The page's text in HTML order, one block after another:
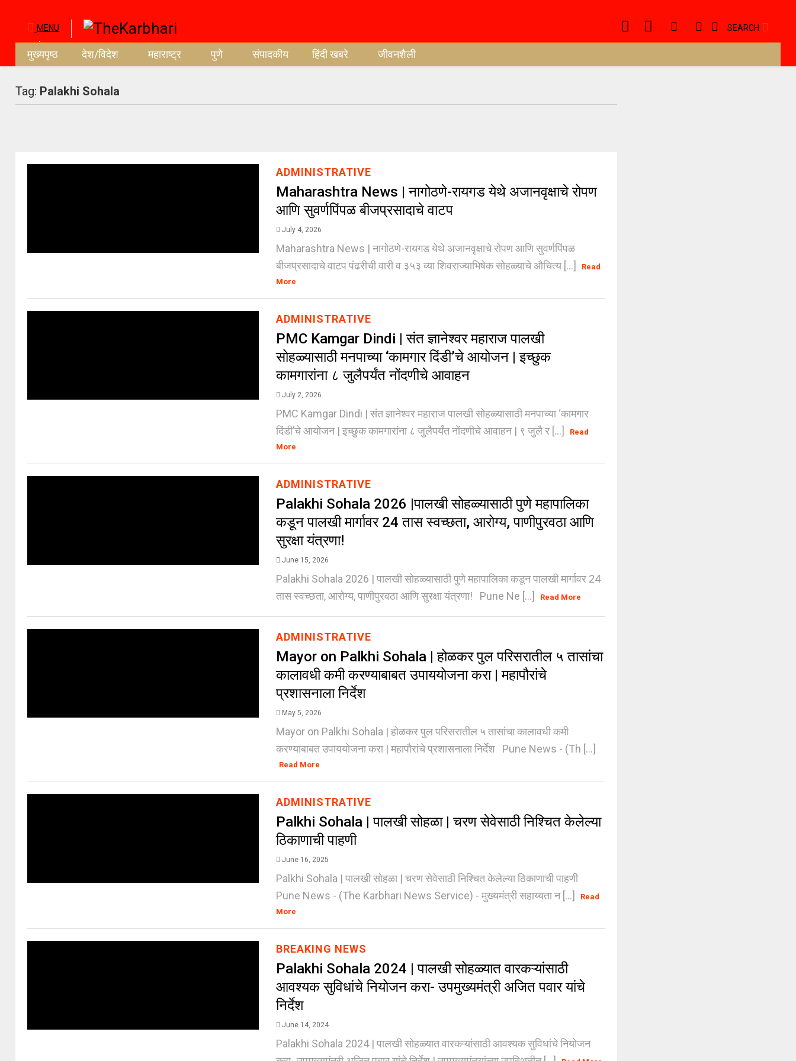
MENU SEARCH
मुख्यपृष्ठ देश/विदेश महाराष्ट्र पुणे संपादकीय हिंदी खबरे जीवनशैली
Tag: Palakhi Sohala
ADMINISTRATIVE
Maharashtra News | नागोठणे-रायगड येथे अजानवृक्षाचे रोपण
आणि सुवर्णपिंपळ बीजप्रसादाचे वाटप
July 4, 2026
Maharashtra News | नागोठणे-रायगड येथे अजानवृक्षाचे रोपण आणि सुवर्णपिंपळ
बीजप्रसादाचे वाटप पंढरीची वारी व ३५३ व्या शिवराज्याभिषेक सोहळ्याचे औचित्य [...]
Read
More
ADMINISTRATIVE
PMC Kamgar Dindi | संत ज्ञानेश्वर महाराज पालखी
सोहळ्यासाठी मनपाच्या ‘कामगार दिंडी’चे आयोजन | इच्छुक
कामगारांना ८ जुलैपर्यंत नोंदणीचे आवाहन
July 2, 2026
PMC Kamgar Dindi | संत ज्ञानेश्वर महाराज पालखी सोहळ्यासाठी मनपाच्या ‘कामगार
दिंडी’चे आयोजन | इच्छुक कामगारांना ८ जुलैपर्यंत नोंदणीचे आवाहन | ९ जुलै र [...]
Read
More
ADMINISTRATIVE
Palakhi Sohala 2026 |पालखी सोहळ्यासाठी पुणे महापालिका
कडून पालखी मार्गावर 24 तास स्वच्छता, आरोग्य, पाणीपुरवठा आणि
सुरक्षा यंत्रणा!
June 15, 2026
Palakhi Sohala 2026 | पालखी सोहळ्यासाठी पुणे महापालिका कडून पालखी मार्गावर 24
तास स्वच्छता, आरोग्य, पाणीपुरवठा आणि सुरक्षा यंत्रणा! Pune Ne [...]
Read More
ADMINISTRATIVE
Mayor on Palkhi Sohala | होळकर पुल परिसरातील ५ तासांचा
कालावधी कमी करण्याबाबत उपाययोजना करा | महापौरांचे
प्रशासनाला निर्देश
May 5, 2026
Mayor on Palkhi Sohala | होळकर पुल परिसरातील ५ तासांचा कालावधी कमी
करण्याबाबत उपाययोजना करा | महापौरांचे प्रशासनाला निर्देश Pune News - (Th [...]
Read More
ADMINISTRATIVE
Palkhi Sohala | पालखी सोहळा | चरण सेवेसाठी निश्चित केलेल्या
ठिकाणाची पाहणी
June 16, 2025
Palkhi Sohala | पालखी सोहळा | चरण सेवेसाठी निश्चित केलेल्या ठिकाणाची पाहणी
Pune News - (The Karbhari News Service) - मुख्यमंत्री सहाय्यता न [...]
Read
More
BREAKING NEWS
Palakhi Sohala 2024 | पालखी सोहळ्यात वारकऱ्यांसाठी
आवश्यक सुविधांचे नियोजन करा- उपमुख्यमंत्री अजित पवार यांचे
निर्देश
June 14, 2024
Palakhi Sohala 2024 | पालखी सोहळ्यात वारकऱ्यांसाठी आवश्यक सुविधांचे नियोजन